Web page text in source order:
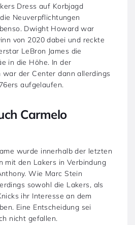
Dress auf Korbjagd
Neuverpflichtungen
Dwight Howard war
von 2020 dabei und reckte
LeBron James die
in die Höhe. In der
war der Center dann allerdings
aufgelaufen.
Carmelo
wurde innerhalb der letzten
mit den Lakers in Verbindung
Wie Marc Stein
sowohl die Lakers, als
ihr Interesse an dem
Eine Entscheidung sei
nicht gefallen.